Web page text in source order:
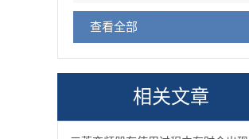
查看全部
相关文章